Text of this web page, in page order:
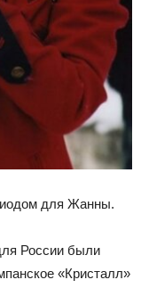
для Жанны.
России были
«Кристалл»